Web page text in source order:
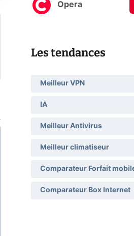
Opera
Les tendances
Meilleur VPN
IA
Meilleur Antivirus
Meilleur climatiseur
Comparateur Forfait
Comparateur Box Internet